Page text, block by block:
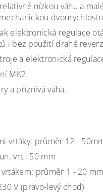
nízkou váhu a
elektronická regulace
i bez použití drahé
a elektronická
MK2.
a příznivá váha.
vrtáky: průměr 12 -
vrt.: 50 mm
průměr 1 - 20
V (pravo-levý chod)